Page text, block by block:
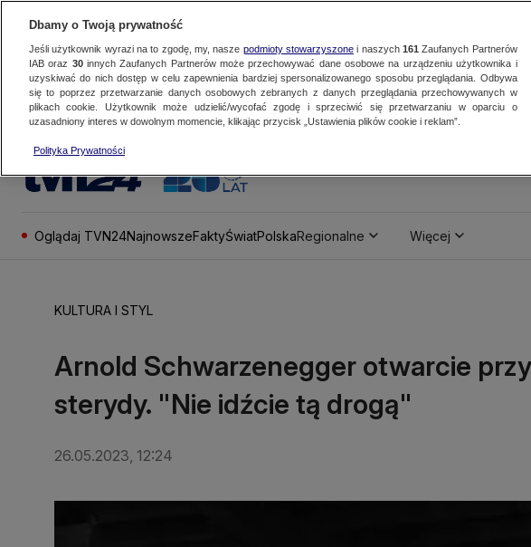
Oglądaj TVN24NajnowszeFaktyŚwiatPolskaRegionalne Więcej
KULTURA I STYL
Arnold Schwarzenegger otwarcie
sterydy. "Nie idźcie tą drogą"
26.05.2023, 12:24
Dbamy o Twoją prywatność
Jeśli użytkownik wyrazi na to zgodę, my, nasze podmioty stowarzyszonei naszych 161 Zaufanych Partnerów
IAB oraz 30innych Zaufanych Partnerów może przechowywać dane osobowe na urządzeniu użytkownika i
uzyskiwać do nich dostęp w celu zapewnienia bardziej spersonalizowanego sposobu przeglądania. Odbywa
się to poprzez przetwarzanie danych osobowych zebranych z danych przeglądania przechowywanych w
plikach cookie. Użytkownik może udzielić/wycofać zgodę i sprzeciwić się przetwarzaniu w oparciu o
uzasadniony interes w dowolnym momencie, klikając przycisk „Ustawienia plików cookie i reklam”.
Polityka Prywatności